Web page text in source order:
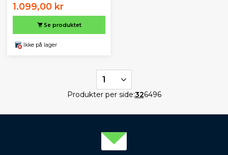
1.099,00 kr
Se produktet
Ikke på lager
1
Produkter per side:326496